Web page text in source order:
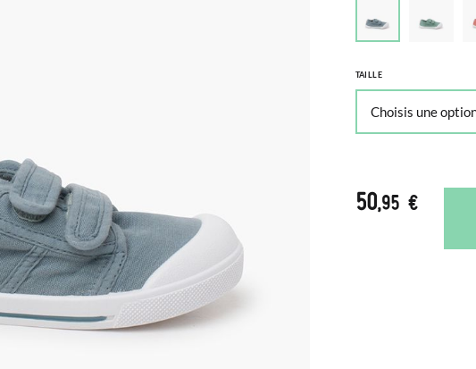
TAILLE
50,95 €